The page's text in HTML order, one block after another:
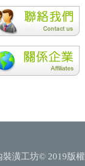
裝潢工坊© 2019版